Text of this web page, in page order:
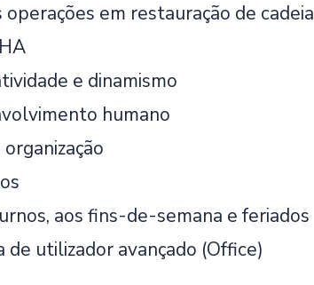
em restauração de cadeia
e dinamismo
humano
aos fins-de-semana e feriados
utilizador avançado (Office)